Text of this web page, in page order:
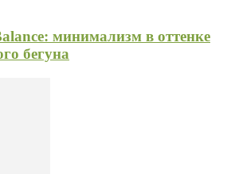
минимализм в оттенке
бегуна